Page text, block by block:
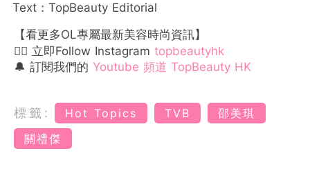
Text：TopBeauty Editorial
【看更多OL專屬最新美容時尚資訊】
👉🏻 立即Follow Instagram topbeautyhk
🔔 訂閱我們的 Youtube 頻道 TopBeauty HK
標籤: Hot Topics TVB
邵美琪
關禮傑